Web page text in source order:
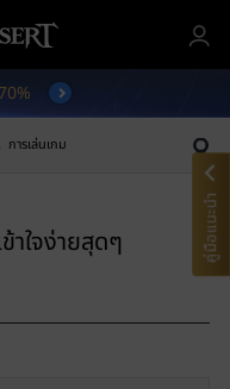
การเล่นเกม
าใจง่ายสุดๆ คู่มือแนะนำ